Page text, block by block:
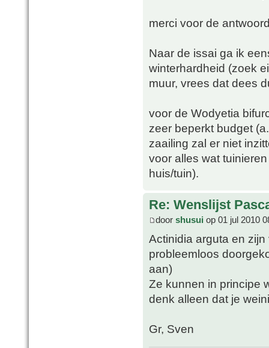
merci voor de
Naar de issai ga ik
winterhardheid (zoek
muur, vrees dat dees
voor de Wodyetia
zeer beperkt budget
zaailing zal er niet
voor alles wat
huis/tuin).
Re: Wenslijst
door shusui op 01 jul 2010
Actinidia arguta en
probleemloos
aan)
Ze kunnen in principe
denk alleen dat je
Gr, Sven